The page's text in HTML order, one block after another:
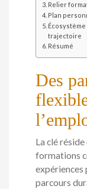
Relier
Plan
trajectoire
Résumé
Des
La clé
formations
expériences
parcours